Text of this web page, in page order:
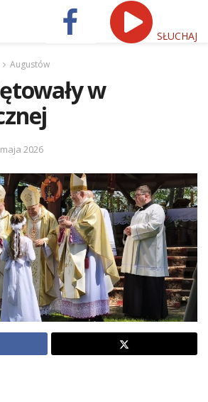
SŁUCHAJ
Augustów
w
2026